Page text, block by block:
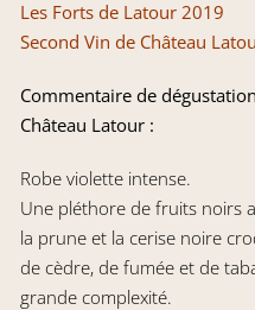
Les Forts de Latour 2019
Second Vin de Château
Commentaire de
Château Latour :
Robe violette intense.
Une pléthore de fruits noirs
la prune et la cerise noire
de cèdre, de fumée et de
grande complexité.